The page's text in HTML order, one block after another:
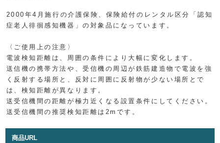
2000年4月施行の介護保険、保険給付のレンタル区分「認知
症老人徘徊感知機器」の対象品になっています。
〈ご使用上の注意〉
電波検知距離は、周囲の条件により大幅に変化します。
送信機の携帯方法や、受信機の周辺が鉄筋建造物で電波を強
く反射する場所と、反対に周囲に反射物が少ない場所とで
は、検知距離が異なります。
送受信機間の距離が極力近くなる設置条件にしてください。
送受信機間の推奨検知距離は2mです。
商品URL